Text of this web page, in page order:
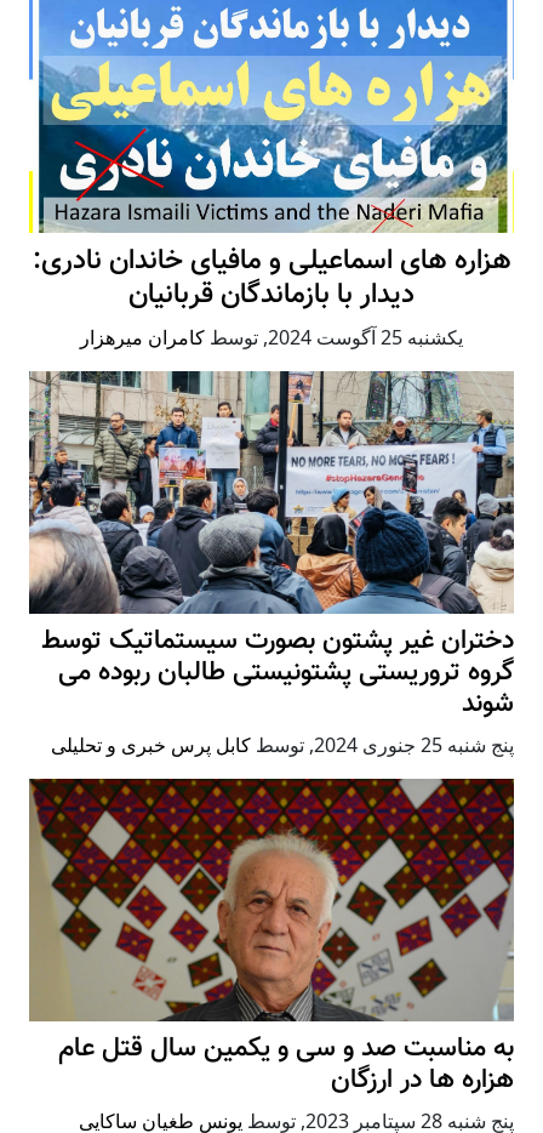
دختران غیر پشتون بصورت سیستماتیک توسط
گروه تروریستی پشتونیستی طالبان ربوده می
شوند
پنج شنبه 25 جنوری 2024 , توسط کابل پرس خبری و تحلیلی
هزاره های اسماعیلی و مافیای خاندان نادری:
دیدار با بازماندگان قربانیان
يكشنبه 25 آگوست 2024 , توسط کامران میرهزار
به مناسبت صد و سی و یکمین سال قتل عام
هزاره ها در ارزگان
پنج شنبه 28 سپتامبر 2023 , توسط یونس طغیان ساکایی